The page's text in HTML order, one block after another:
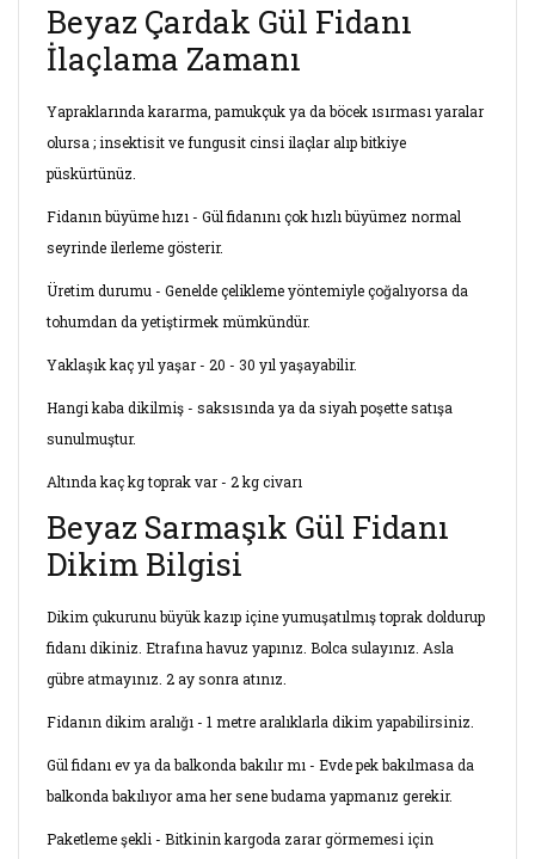
Beyaz Çardak Gül Fidanı
İlaçlama Zamanı
Yapraklarında kararma, pamukçuk ya da böcek ısırması yaralar
olursa ; insektisit ve fungusit cinsi ilaçlar alıp bitkiye
püskürtünüz.
Fidanın büyüme hızı - Gül fidanını çok hızlı büyümez normal
seyrinde ilerleme gösterir.
Üretim durumu - Genelde çelikleme yöntemiyle çoğalıyorsa da
tohumdan da yetiştirmek mümkündür.
Yaklaşık kaç yıl yaşar - 20 - 30 yıl yaşayabilir.
Hangi kaba dikilmiş - saksısında ya da siyah poşette satışa
sunulmuştur.
Altında kaç kg toprak var - 2 kg civarı
Beyaz Sarmaşık Gül Fidanı
Dikim Bilgisi
Dikim çukurunu büyük kazıp içine yumuşatılmış toprak doldurup
fidanı dikiniz. Etrafına havuz yapınız. Bolca sulayınız. Asla
gübre atmayınız. 2 ay sonra atınız.
Fidanın dikim aralığı - 1 metre aralıklarla dikim yapabilirsiniz.
Gül fidanı ev ya da balkonda bakılır mı - Evde pek bakılmasa da
balkonda bakılıyor ama her sene budama yapmanız gerekir.
Paketleme şekli - Bitkinin kargoda zarar görmemesi için